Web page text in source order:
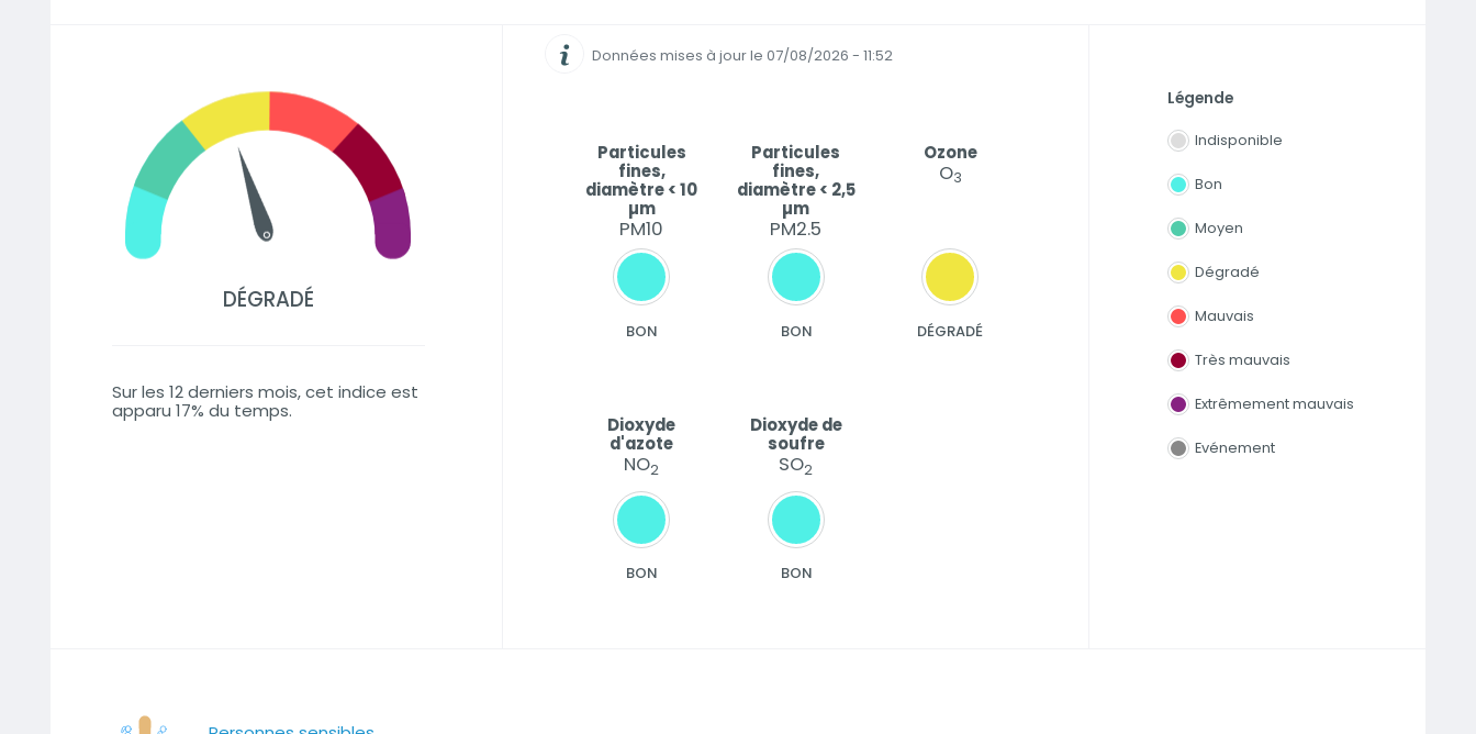
DÉGRADÉ
Sur les 12 derniers mois, cet indice est
apparu 17% du temps.
Informations
Données mises à jour le 07/08/2026 - 11:52
Particules
fines,
diamètre < 10
µm
PM10
BON
Particules
fines,
diamètre < 2,5
µm
PM2.5
BON
Ozone
O3
DÉGRADÉ
Dioxyde
d'azote
NO2
BON
Dioxyde de
soufre
SO2
BON
Légende
Indisponible
Bon
Moyen
Dégradé
Mauvais
Très mauvais
Extrêmement mauvais
Evénement